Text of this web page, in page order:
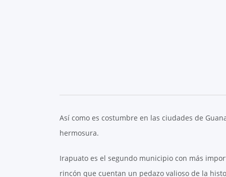
Así como es costumbre en las ciudades de
hermosura.
Irapuato es el segundo municipio con más
rincón que cuentan un pedazo valioso de la